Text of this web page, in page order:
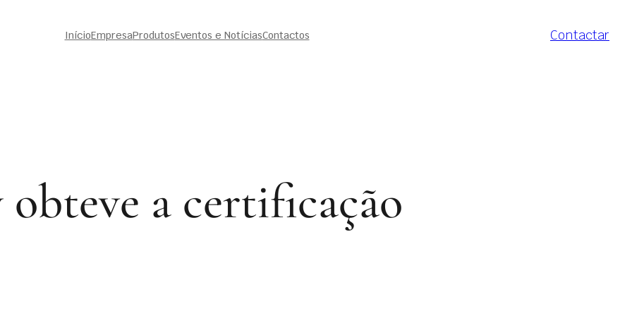
InícioEmpresaProdutosEventos e NotíciasContactos Contactar
a certificação